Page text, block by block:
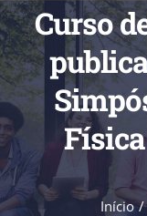
Curso
Início